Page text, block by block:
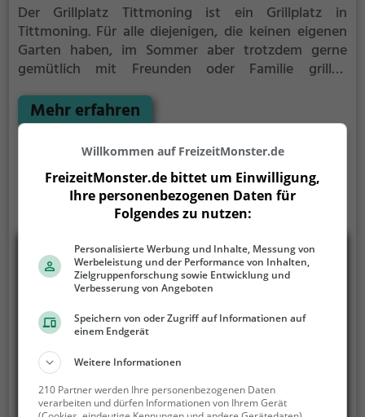
Der Grillplatz Tittmoning ist ein Grillplatz in
Tittmoning. Für alle diejenigen, die keinen eigenen
Garten haben, im Sommer aber trotzdem gerne
gemütlich mit Freunden oder Familie grillen
Gegrillt wird hier mit Holz.
Mehr erfahren
Willkommen auf FreizeitMonster.de
FreizeitMonster.de bittet um Einwilligung,
Ihre personenbezogenen Daten für
Folgendes zu nutzen:
Personalisierte Werbung und Inhalte, Messung von
Werbeleistung und der Performance von Inhalten,
Zielgruppenforschung sowie Entwicklung und
Verbesserung von Angeboten
Speichern von oder Zugriff auf Informationen auf
einem Endgerät
Weitere Informationen
210 Partner werden Ihre personenbezogenen Daten
verarbeiten und dürfen Informationen von Ihrem Gerät